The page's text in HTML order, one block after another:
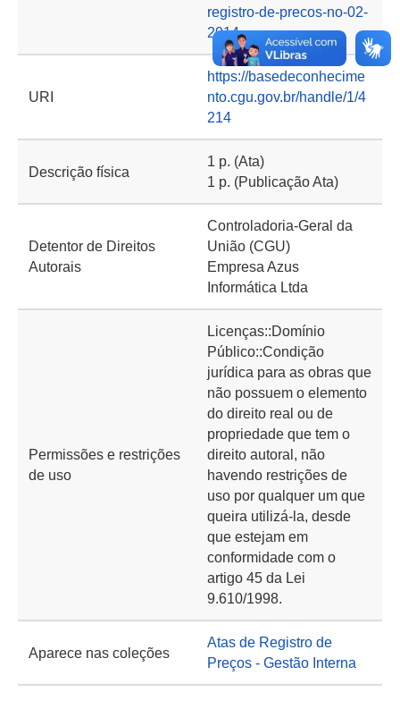
registro-de-precos-no-02-
2014
URI
https://basedeconhecime
nto.cgu.gov.br/handle/1/4
214
Descrição física
1 p. (Ata)
1 p. (Publicação Ata)
Detentor de Direitos
Autorais
Controladoria-Geral da
União (CGU)
Empresa Azus
Informática Ltda
Permissões e restrições
de uso
Licenças::Domínio
Público::Condição
jurídica para as obras que
não possuem o elemento
do direito real ou de
propriedade que tem o
direito autoral, não
havendo restrições de
uso por qualquer um que
queira utilizá-la, desde
que estejam em
conformidade com o
artigo 45 da Lei
9.610/1998.
Aparece nas coleções
Atas de Registro de
Preços - Gestão Interna